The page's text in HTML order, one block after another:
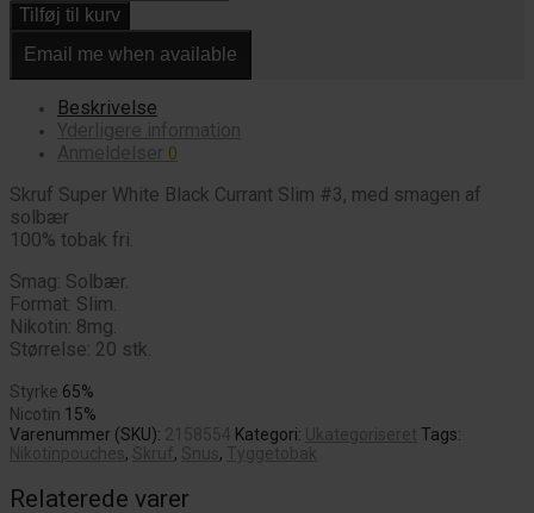
Tilføj til kurv
Email me when available
Beskrivelse
0
Skruf Super White Black Currant Slim #3, med smagen af
solbær
100% tobak fri.
Smag: Solbær.
Format: Slim.
Nikotin: 8mg.
Størrelse: 20 stk.
Styrke 65%
Nicotin 15%
Varenummer (SKU):
Kategori:
Tags:
, , ,
Relaterede varer